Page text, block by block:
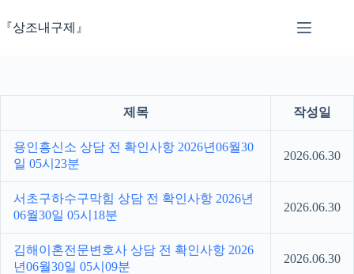
문『상조내구제』
제목 작성일
용인흥신소 상담 전 확인사항 2026년06월30
일 05시23분
2026.06.30
서초구하수구막힘 상담 전 확인사항 2026년
06월30일 05시18분
2026.06.30
김해이혼전문변호사 상담 전 확인사항 2026
년06월30일 05시09분
2026.06.30